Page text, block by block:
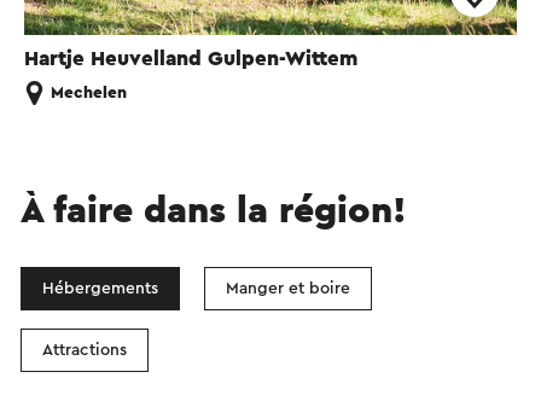
Hartje Heuvelland Gulpen-Wittem
Mechelen
À faire dans la région!
Hébergements Manger et boire
Attractions